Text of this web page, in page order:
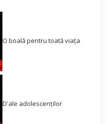
O boală pentru toată viața
D'ale adolescenților